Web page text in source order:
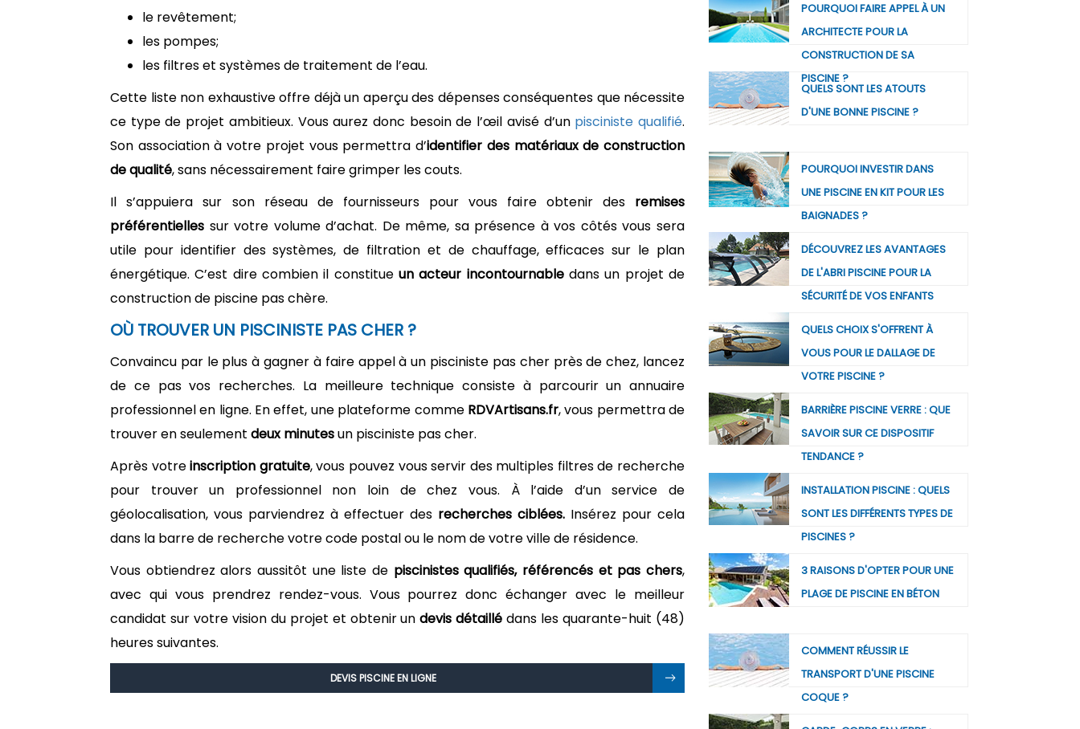
le revêtement;
les pompes;
les filtres et systèmes de traitement de l’eau.
Cette liste non exhaustive offre déjà un aperçu des dépenses conséquentes que nécessite
ce type de projet ambitieux. Vous aurez donc besoin de l’œil avisé d’un pisciniste qualifié.
Son association à votre projet vous permettra d’identifier des matériaux de construction
de qualité, sans nécessairement faire grimper les couts.
Il s’appuiera sur son réseau de fournisseurs pour vous faire obtenir des remises
préférentielles sur votre volume d’achat. De même, sa présence à vos côtés vous sera
utile pour identifier des systèmes, de filtration et de chauffage, efficaces sur le plan
énergétique. C’est dire combien il constitue un acteur incontournabledans un projet de
construction de piscine pas chère.
OÙ TROUVER UN PISCINISTE PAS CHER ?
Convaincu par le plus à gagner à faire appel à un pisciniste pas cher près de chez, lancez
de ce pas vos recherches. La meilleure technique consiste à parcourir un annuaire
professionnel en ligne. En effet, une plateforme comme RDVArtisans.fr, vous permettra de
trouver en seulement deux minutesun pisciniste pas cher.
Après votreinscription gratuite, vous pouvez vous servir des multiples filtres de recherche
pour trouver un professionnel non loin de chez vous. À l’aide d’un service de
géolocalisation, vous parviendrez à effectuer des recherches ciblées. Insérez pour cela
dans la barre de recherche votre code postal ou le nom de votre ville de résidence.
Vous obtiendrez alors aussitôt une liste de piscinistes qualifiés, référencés et pas chers,
avec qui vous prendrez rendez-vous. Vous pourrez donc échanger avec le meilleur
candidat sur votre vision du projet et obtenir undevis détaillé dans les quarante-huit (48)
heures suivantes.
DEVIS PISCINE EN LIGNE
POURQUOI FAIRE APPEL À UN
ARCHITECTE POUR LA
CONSTRUCTION DE SA
PISCINE ?
QUELS SONT LES ATOUTS
D'UNE BONNE PISCINE ?
POURQUOI INVESTIR DANS
UNE PISCINE EN KIT POUR LES
BAIGNADES ?
DÉCOUVREZ LES AVANTAGES
DE L'ABRI PISCINE POUR LA
SÉCURITÉ DE VOS ENFANTS
QUELS CHOIX S'OFFRENT À
VOUS POUR LE DALLAGE DE
VOTRE PISCINE ?
BARRIÈRE PISCINE VERRE : QUE
SAVOIR SUR CE DISPOSITIF
TENDANCE ?
INSTALLATION PISCINE : QUELS
SONT LES DIFFÉRENTS TYPES DE
PISCINES ?
3 RAISONS D'OPTER POUR UNE
PLAGE DE PISCINE EN BÉTON
COMMENT RÉUSSIR LE
TRANSPORT D'UNE PISCINE
COQUE ?